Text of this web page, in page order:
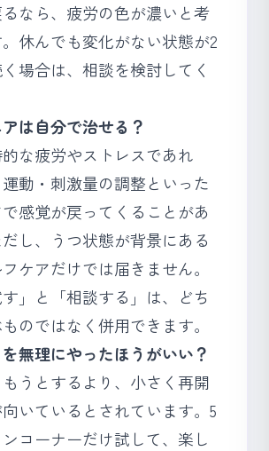
なら、疲労の色が濃いと考
休んでも変化がない状態が2
場合は、相談を検討してく
は自分で治せる？
な疲労やストレスであれ
動・刺激量の調整といった
感覚が戻ってくることがあ
し、うつ状態が背景にある
ケアだけでは届きません。
す」と「相談する」は、どち
のではなく併用できます。
無理にやったほうがいい？
うとするより、小さく再開
いているとされています。5
コーナーだけ試して、楽し